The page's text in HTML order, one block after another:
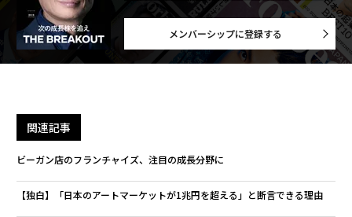
メンバーシップに登録する
関連記事
ビーガン店のフランチャイズ、注目の成長分野に
【独白】「日本のアートマーケットが1兆円を超える」と断言できる理由